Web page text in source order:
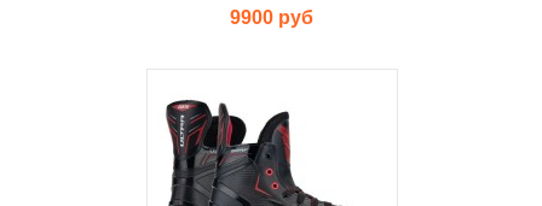
9900 руб